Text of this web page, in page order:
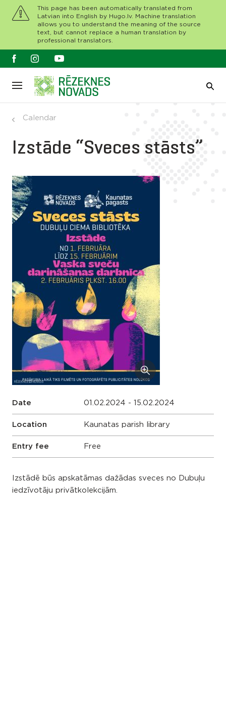
This page has been automatically translated from
Latvian into English by Hugo.lv. Machine translation
allows you to understand the meaning of the source
text, but cannot replace a human translation by
professional translators.
Calendar
Izstāde “Sveces stāsts”
Date 01.02.2024 - 15.02.2024
Location Kaunatas parish library
Entry fee Free
Izstādē būs apskatāmas dažādas sveces no Dubuļu
iedzīvotāju privātkolekcijām.